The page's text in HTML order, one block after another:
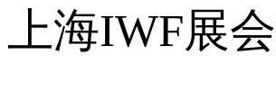
上海IWF展